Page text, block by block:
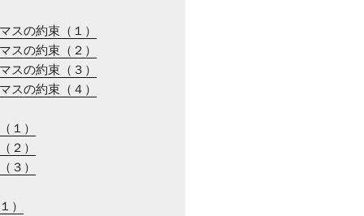
スの約束（１）
スの約束（２）
スの約束（３）
スの約束（４）
１）
２）
３）
）